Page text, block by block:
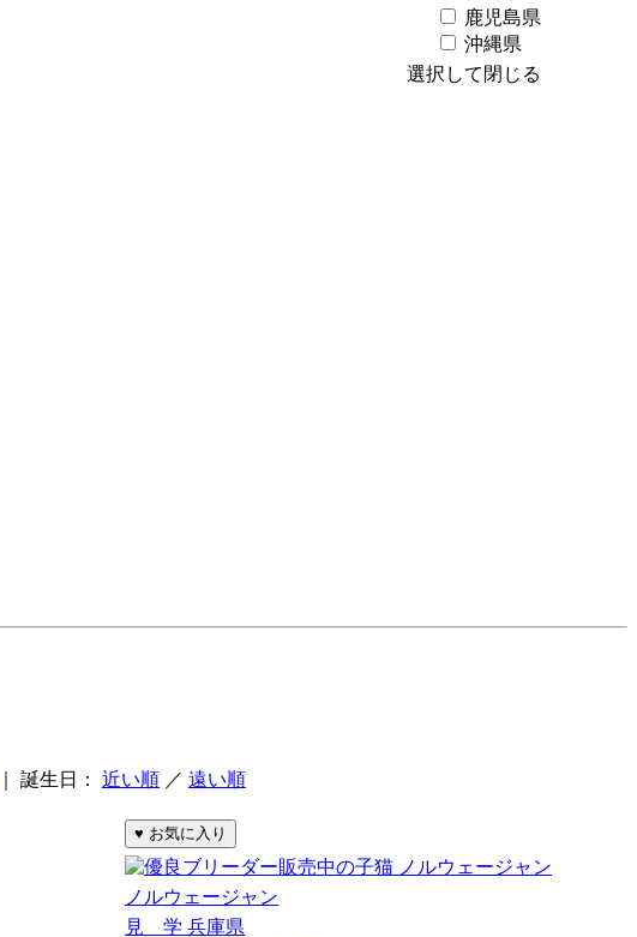
鹿児島県
沖縄県
選択して閉じる
｜ 誕生日： 近い順 ／ 遠い順
ノルウェージャン
見 学 兵庫県